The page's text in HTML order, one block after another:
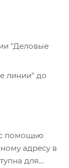
способ
скачать
по
к выбору
"Деловые
линии" до
с помощью
адресу в
для